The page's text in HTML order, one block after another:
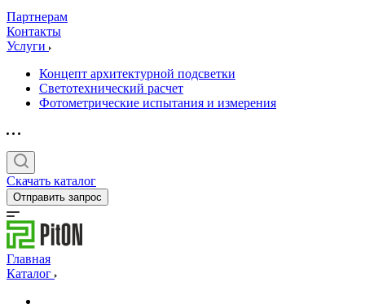
Партнерам
Контакты
Услуги
Концепт архитектурной подсветки
Светотехнический расчет
Фотометрические испытания и измерения
Скачать каталог
Отправить запрос
Главная
Каталог